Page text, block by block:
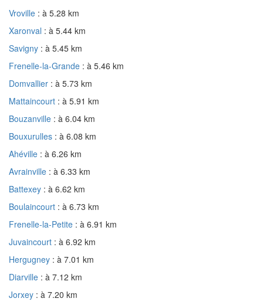
Vroville : à 5.28 km
Xaronval : à 5.44 km
Savigny : à 5.45 km
Frenelle-la-Grande : à 5.46 km
Domvallier : à 5.73 km
Mattaincourt : à 5.91 km
Bouzanville : à 6.04 km
Bouxurulles : à 6.08 km
Ahéville : à 6.26 km
Avrainville : à 6.33 km
Battexey : à 6.62 km
Boulaincourt : à 6.73 km
Frenelle-la-Petite : à 6.91 km
Juvaincourt : à 6.92 km
Hergugney : à 7.01 km
Diarville : à 7.12 km
Jorxey : à 7.20 km